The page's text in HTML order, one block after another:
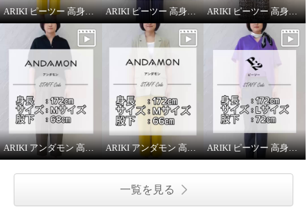
ARIKI ピーツー 高身長スタッフがはいてみました！ ARIKI ピーツー 高身長スタッフがはいてみました！ ARIKI ピーツー 高身長スタッフがはいてみました！
ARIKI アンダモン 高身長スタッフがはいてみました！ ARIKI アンダモン 高身長スタッフがはいてみました！ ARIKI ピーツー 高身長スタッフがはいてみました！
一覧を見る